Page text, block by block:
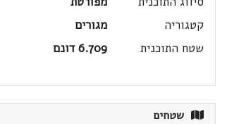
קטגוריה
מגורים
שטח התוכנית
6.709 דונם
שטחים